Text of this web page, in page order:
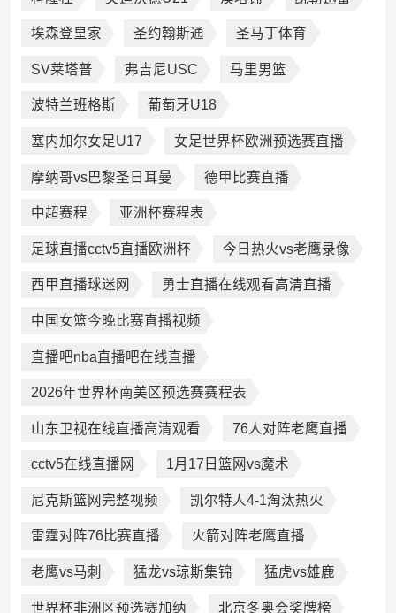
埃森登皇家 圣约翰斯通 圣马丁体育
SV莱塔普 弗吉尼USC 马里男篮
波特兰班格斯 葡萄牙U18
塞内加尔女足U17 女足世界杯欧洲预选赛直播
摩纳哥vs巴黎圣日耳曼 德甲比赛直播
中超赛程 亚洲杯赛程表
足球直播cctv5直播欧洲杯 今日热火vs老鹰录像
西甲直播球迷网 勇士直播在线观看高清直播
中国女篮今晚比赛直播视频
直播吧nba直播吧在线直播
2026年世界杯南美区预选赛赛程表
山东卫视在线直播高清观看 76人对阵老鹰直播
cctv5在线直播网 1月17日篮网vs魔术
尼克斯篮网完整视频 凯尔特人4-1淘汰热火
雷霆对阵76比赛直播 火箭对阵老鹰直播
老鹰vs马刺 猛龙vs琼斯集锦 猛虎vs雄鹿
世界杯非洲区预选赛加纳 北京冬奥会奖牌榜